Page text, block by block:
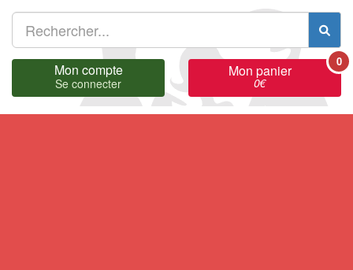
Mon compte
Se connecter
Mon panier
0€
0